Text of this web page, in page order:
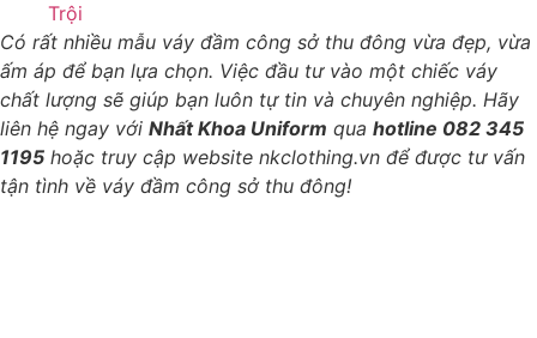
Trội
Có rất nhiều mẫu váy đầm công sở thu đông vừa đẹp, vừa
ấm áp để bạn lựa chọn. Việc đầu tư vào một chiếc váy
chất lượng sẽ giúp bạn luôn tự tin và chuyên nghiệp. Hãy
liên hệ ngay với Nhất Khoa Uniform qua hotline 082 345
1195 hoặc truy cập website nkclothing.vn để được tư vấn
tận tình về váy đầm công sở thu đông!